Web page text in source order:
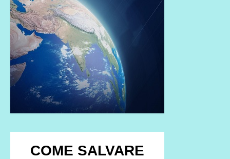
COME SALVARE